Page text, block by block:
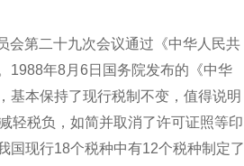
会第二十九次会议通过《中华人民共
1988年8月6日国务院发布的《中华
基本保持了现行税制不变，值得说明
轻税负，如简并取消了许可证照等印
国现行18个税种中有12个税种制定了